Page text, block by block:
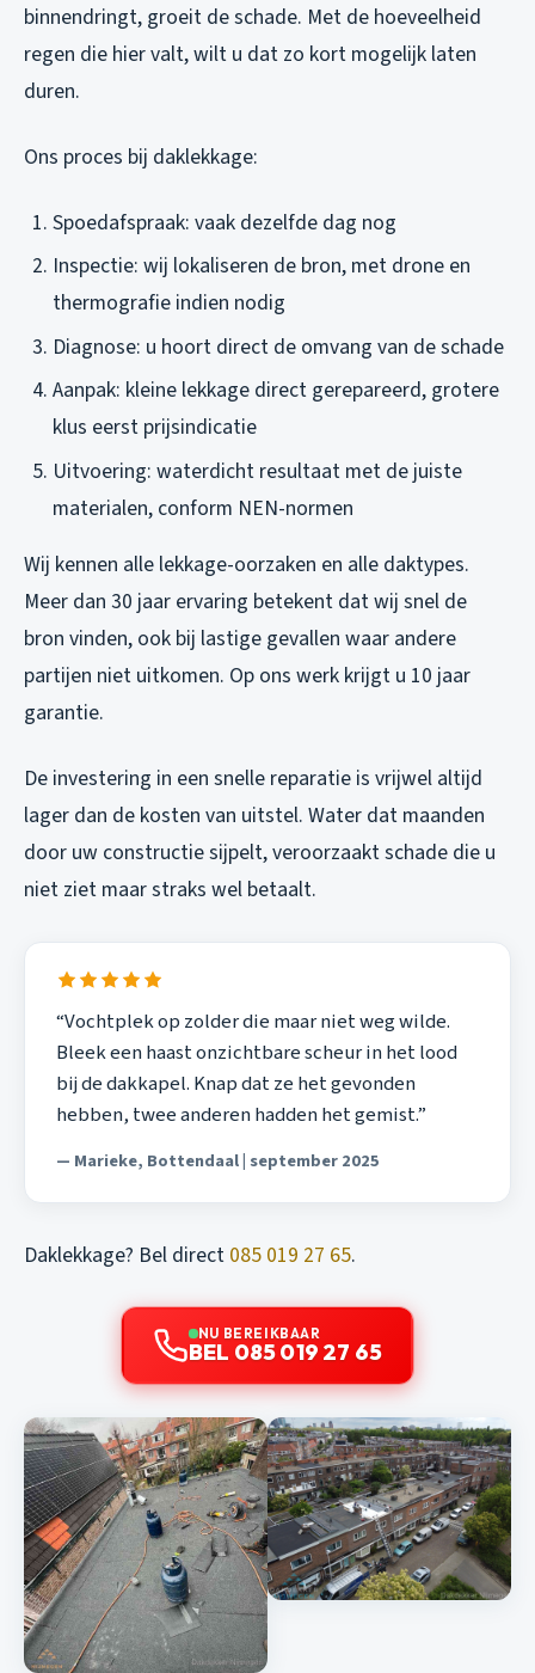
binnendringt, groeit de schade. Met de hoeveelheid
regen die hier valt, wilt u dat zo kort mogelijk laten
duren.
Ons proces bij daklekkage:
Spoedafspraak: vaak dezelfde dag nog
Inspectie: wij lokaliseren de bron, met drone en
thermografie indien nodig
Diagnose: u hoort direct de omvang van de schade
Aanpak: kleine lekkage direct gerepareerd, grotere
klus eerst prijsindicatie
Uitvoering: waterdicht resultaat met de juiste
materialen, conform NEN-normen
Wij kennen alle lekkage-oorzaken en alle daktypes.
Meer dan 30 jaar ervaring betekent dat wij snel de
bron vinden, ook bij lastige gevallen waar andere
partijen niet uitkomen. Op ons werk krijgt u 10 jaar
garantie.
De investering in een snelle reparatie is vrijwel altijd
lager dan de kosten van uitstel. Water dat maanden
door uw constructie sijpelt, veroorzaakt schade die u
niet ziet maar straks wel betaalt.
“Vochtplek op zolder die maar niet weg wilde.
Bleek een haast onzichtbare scheur in het lood
bij de dakkapel. Knap dat ze het gevonden
hebben, twee anderen hadden het gemist.”
— Marieke, Bottendaal | september 2025
Daklekkage? Bel direct 085 019 27 65.
NU BEREIKBAAR
BEL 085 019 27 65